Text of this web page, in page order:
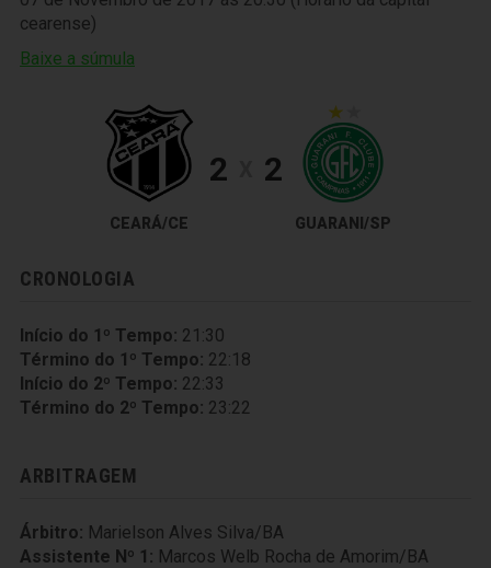
cearense)
Baixe a súmula
CEARÁ/CE
2 2
GUARANI/SP
CRONOLOGIA
Início do 1º Tempo: 21:30
Término do 1º Tempo: 22:18
Início do 2º Tempo: 22:33
Término do 2º Tempo: 23:22
ARBITRAGEM
Árbitro: Marielson Alves Silva/BA
Assistente Nº 1: Marcos Welb Rocha de Amorim/BA